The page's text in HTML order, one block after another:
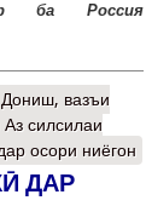
ба Россия
вазъи
силсилаи
осори ниёгон
ДАР